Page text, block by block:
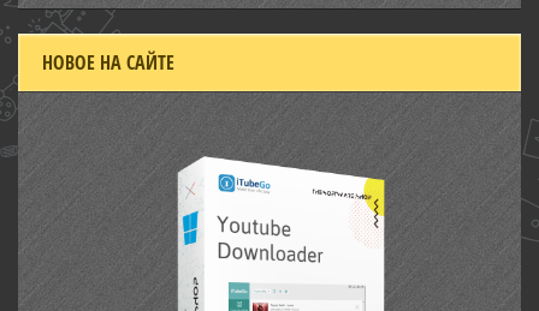
НОВОЕ НА САЙТЕ